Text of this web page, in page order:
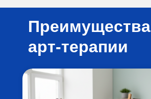
Преимущества
арт-терапии